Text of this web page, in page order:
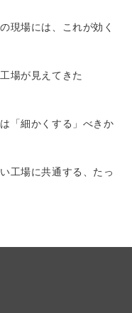
現場には、これが効く
場が見えてきた
「細かくする」べきか
工場に共通する、たっ